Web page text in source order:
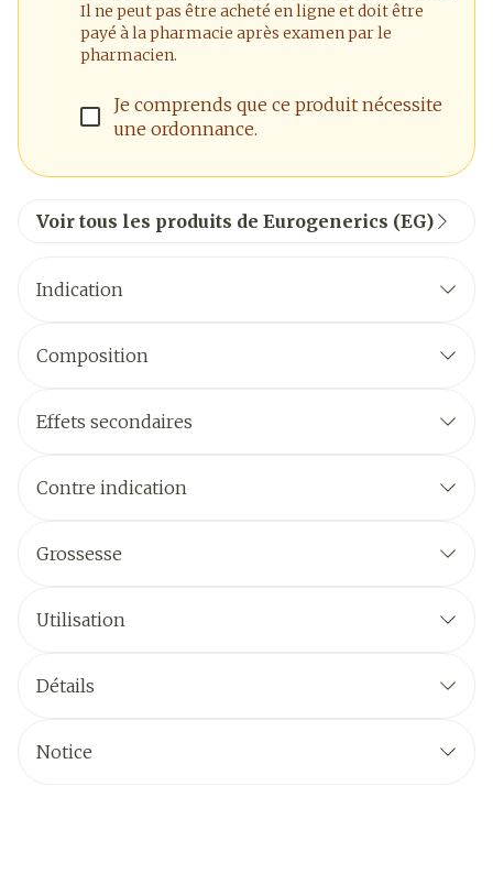
Il ne peut pas être acheté en ligne et doit être
payé à la pharmacie après examen par le
pharmacien.
Je comprends que ce produit nécessite
une ordonnance.
Voir tous les produits de Eurogenerics (EG)
Indication
Composition
Effets secondaires
Contre indication
Grossesse
Utilisation
Détails
Notice